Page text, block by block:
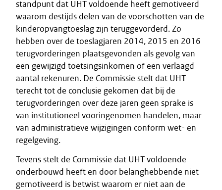
standpunt dat UHT voldoende heeft gemotiveerd
waarom destijds delen van de voorschotten van de
kinderopvangtoeslag zijn teruggevorderd. Zo
hebben over de toeslagjaren 2014, 2015 en 2016
terugvorderingen plaatsgevonden als gevolg van
een gewijzigd toetsingsinkomen of een verlaagd
aantal rekenuren. De Commissie stelt dat UHT
terecht tot de conclusie gekomen dat bij de
terugvorderingen over deze jaren geen sprake is
van institutioneel vooringenomen handelen, maar
van administratieve wijzigingen conform wet- en
regelgeving.
Tevens stelt de Commissie dat UHT voldoende
onderbouwd heeft en door belanghebbende niet
gemotiveerd is betwist waarom er niet aan de